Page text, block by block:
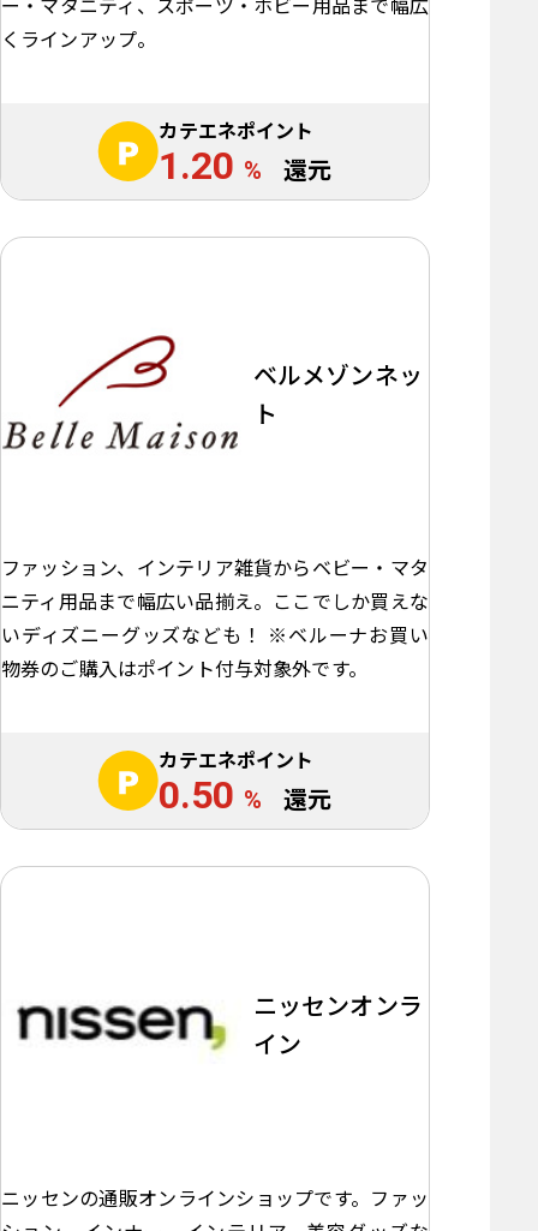
くラインアップ。
カテエネポイント
1.20 % 還元
ベルメゾンネッ
ト
ファッション、インテリア雑貨からベビー・マタ
ニティ用品まで幅広い品揃え。ここでしか買えな
いディズニーグッズなども！ ※ベルーナお買い
物券のご購入はポイント付与対象外です。
カテエネポイント
0.50 % 還元
ニッセンオンラ
イン
ニッセンの通販オンラインショップです。ファッ